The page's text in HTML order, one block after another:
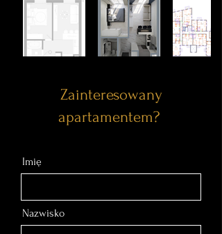
Zainteresowany
apartamentem?
Imię
Nazwisko